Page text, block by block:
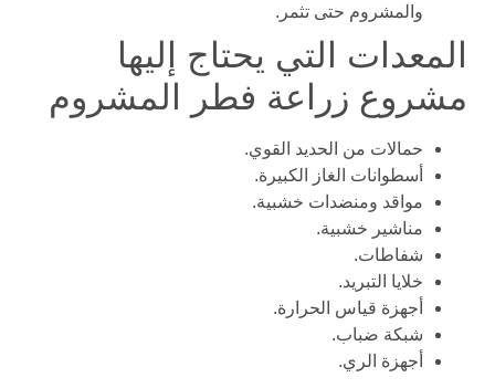
والمشروم حتى تثمر.
المعدات التي يحتاج إليها
مشروع زراعة فطر المشروم
حمالات من الحديد القوي.
أسطوانات الغاز الكبيرة.
مواقد ومنضدات خشبية.
مناشير خشبية.
شفاطات.
خلايا التبريد.
أجهزة قياس الحرارة.
شبكة ضباب.
أجهزة الري.